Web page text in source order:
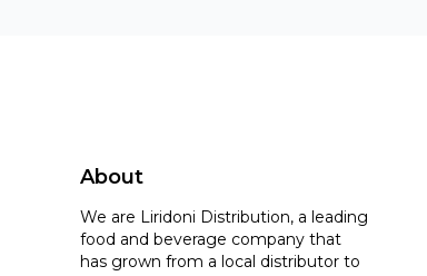
About
We are Liridoni Distribution, a leading
food and beverage company that
has grown from a local distributor to